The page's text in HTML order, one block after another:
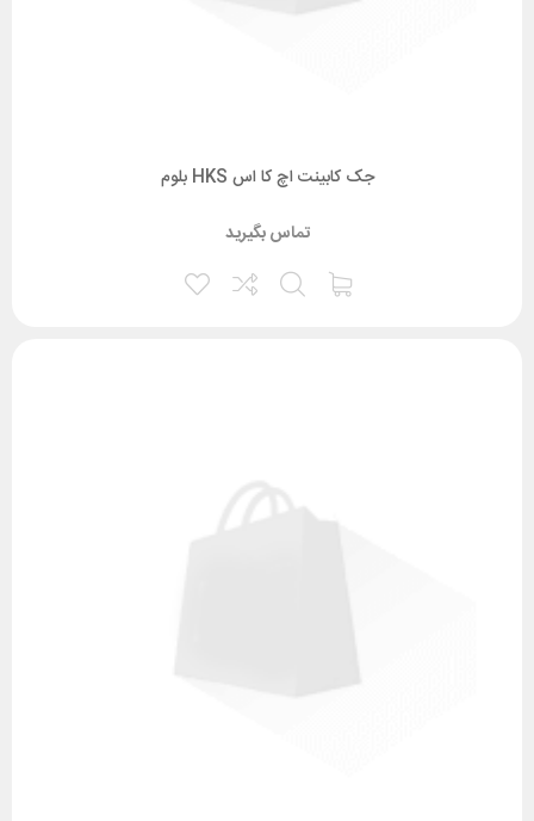
جک کابینت اچ کا اس HKS بلوم
تماس بگیرید